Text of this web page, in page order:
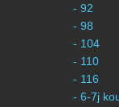
- 92
- 98
- 104
- 110
- 116
- 6-7j